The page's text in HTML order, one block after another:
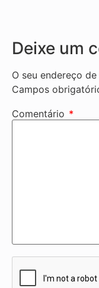
Deixe um
O seu endereço
Campos
Comentário *